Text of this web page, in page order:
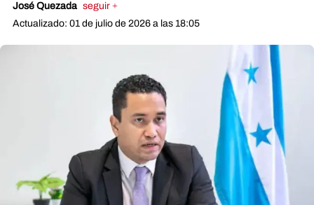
José Quezada seguir +
Actualizado: 01 de julio de 2026 a las 18:05